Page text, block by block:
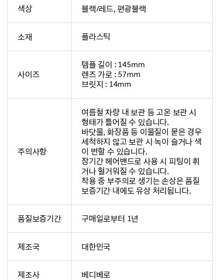
색상 블랙/레드, 편광블랙
소재 플라스틱
사이즈
템플 길이 : 145mm
렌즈 가로 : 57mm
브릿지 : 14mm
주의사항
여름철 차량 내 보관 등 고온 보관 시
형태가 틀어질 수 있습니다.
바닷물, 화장품 등 이물질이 묻은 경우
세척하지 않고 보관 시 녹이 슬거나 색
이 변할 수 있습니다.
장기간 헤어밴드로 사용 시 피팅이 휘
거나 헐거워질 수 있습니다.
착용 중 부주의로 생기는 손상은 품질
보증기간 내에도 유상 처리됩니다.
품질보증기간 구매일로부터 1년
제조국 대한민국
제조사 베디베로